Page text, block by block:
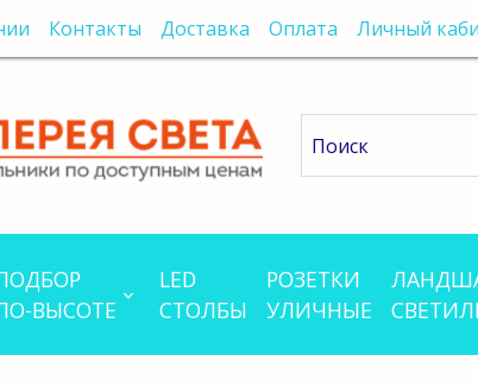
Контакты Доставка Оплата Личный
ВЫСОТЕ
LED
СТОЛБЫ
РОЗЕТКИ
УЛИЧНЫЕ